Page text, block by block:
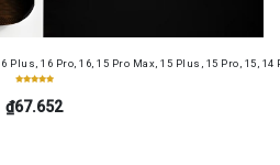
Plus, 16 Pro, 16, 15 Pro Max, 15 Plus, 15 Pro, 15,
₫67.652